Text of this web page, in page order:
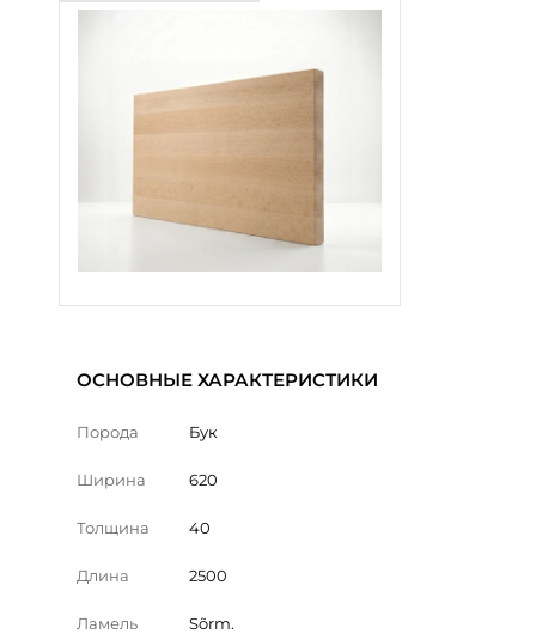
ОСНОВНЫЕ ХАРАКТЕРИСТИКИ
Порода Бук
Ширина 620
Толщина 40
Длина 2500
Ламель Sõrm.